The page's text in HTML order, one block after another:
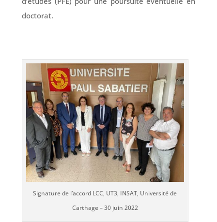
doctorat.
Signature de l’accord LCC, UT3, INSAT, Université de
Carthage – 30 juin 2022